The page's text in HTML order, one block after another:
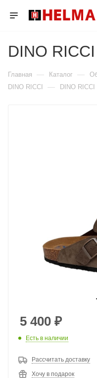
DINO
Главная — Каталог —
DINO RICCI — DINO RICCI
5 400 ₽
Есть в наличии
Рассчитать доставку
Хочу в подарок